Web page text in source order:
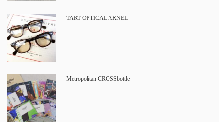
TART OPTICAL ARNEL
Metropolitan CROSSbottle